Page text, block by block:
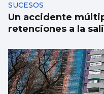
SUCESOS
Un accidente
retenciones a la